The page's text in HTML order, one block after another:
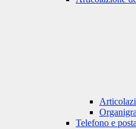
Telefono e